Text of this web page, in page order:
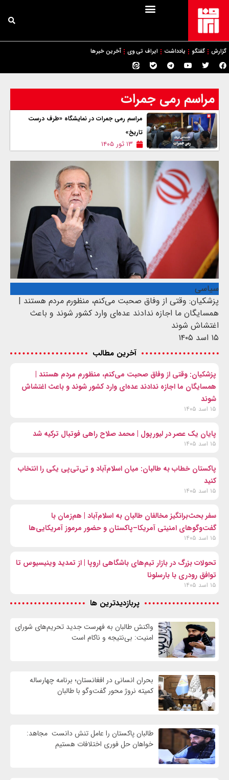
گزارش گفتگو یادداشت ایراف تی وی آخرین خبرها
مراسم رمی‌ جمرات
مراسم رمی جمرات در نمایشگاه «طرف درست
تاریخ»
۱۳ ثور ۱۴۰۵
سیاسی
پزشکیان: وقتی از وفاق صحبت می‌کنم، منظورم مردم هستند |
همسایگان ما اجازه ندادند عده‌ای وارد کشور شوند و باعث
اغتشاش شوند
۱۵ اسد ۱۴۰۵
آخرین مطالب
پزشکیان: وقتی از وفاق صحبت می‌کنم، منظورم مردم هستند |
همسایگان ما اجازه ندادند عده‌ای وارد کشور شوند و باعث اغتشاش
شوند
۱۵ اسد ۱۴۰۵
پایان یک عصر در لیورپول | محمد صلاح راهی فوتبال ترکیه شد
۱۵ اسد ۱۴۰۵
پاکستان خطاب به طالبان: میان اسلام‌آباد و تی‌تی‌پی یکی را انتخاب
کنید
۱۵ اسد ۱۴۰۵
سفر بحث‌برانگیز مخالفان طالبان به اسلام‌آباد | هم‌زمان با
گفت‌وگوهای امنیتی آمریکا–پاکستان و حضور مرموز آمریکایی‌ها
۱۵ اسد ۱۴۰۵
تحولات بزرگ در بازار تیم‌های باشگاهی اروپا | از تمدید وینیسیوس تا
توافق رودری با بارسلونا
۱۵ اسد ۱۴۰۵
پربازدیدترین ها
واكنش طالبان به فهرست جدید تحریم‌های شورای
امنیت: بی‌نتیجه و ناکام است
بحران انسانی در افغانستان؛ برنامه چهار‌ساله
کمیته نروژ محور گفت‌وگو با طالبان
طالبان پاکستان را عامل تنش دانست مجاهد:
خواهان حل فوری اختلافات هستیم